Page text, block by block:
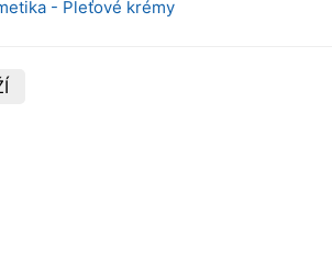
- Pleťové krémy